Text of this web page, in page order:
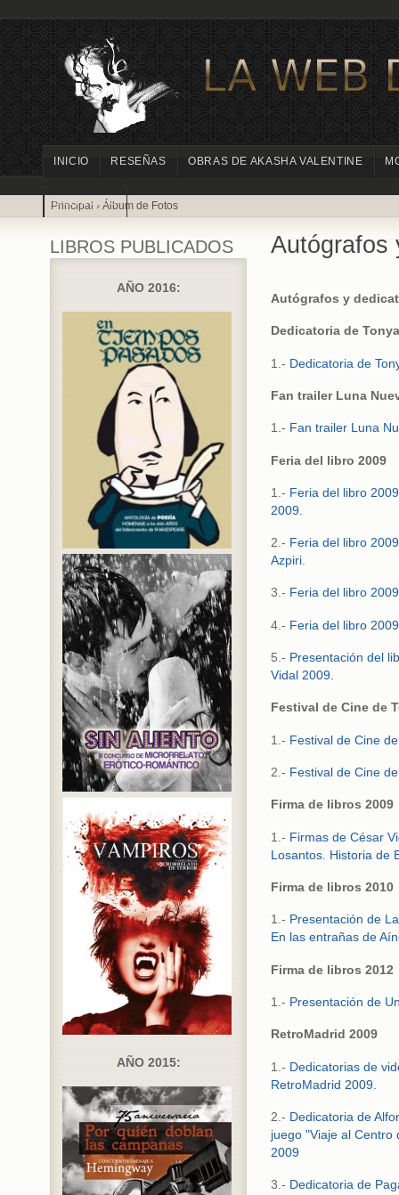
INICIO RESEÑAS OBRAS DE AKASHA VALENTINE
CONTACTO
Principal › Álbum de Fotos
LIBROS PUBLICADOS
AÑO 2016:
AÑO 2015:
Autógrafos
Autógrafos y
Dedicatoria de
1.- Dedicatoria de
Fan trailer Luna
1.- Fan trailer Luna
Feria del libro 2009
1.- Feria del libro
2009.
2.- Feria del libro
Azpiri.
3.- Feria del libro
4.- Feria del libro
5.- Presentación del
Vidal 2009.
Festival de Cine de
1.- Festival de Cine
2.- Festival de Cine
Firma de libros 2009
1.- Firmas de César
Losantos. Historia de
Firma de libros 2010
1.- Presentación de
En las entrañas de
Firma de libros 2012
1.- Presentación de
RetroMadrid 2009
1.- Dedicatorias de
RetroMadrid 2009.
2.- Dedicatoria de
juego "Viaje al Centro
2009
3.- Dedicatoria de